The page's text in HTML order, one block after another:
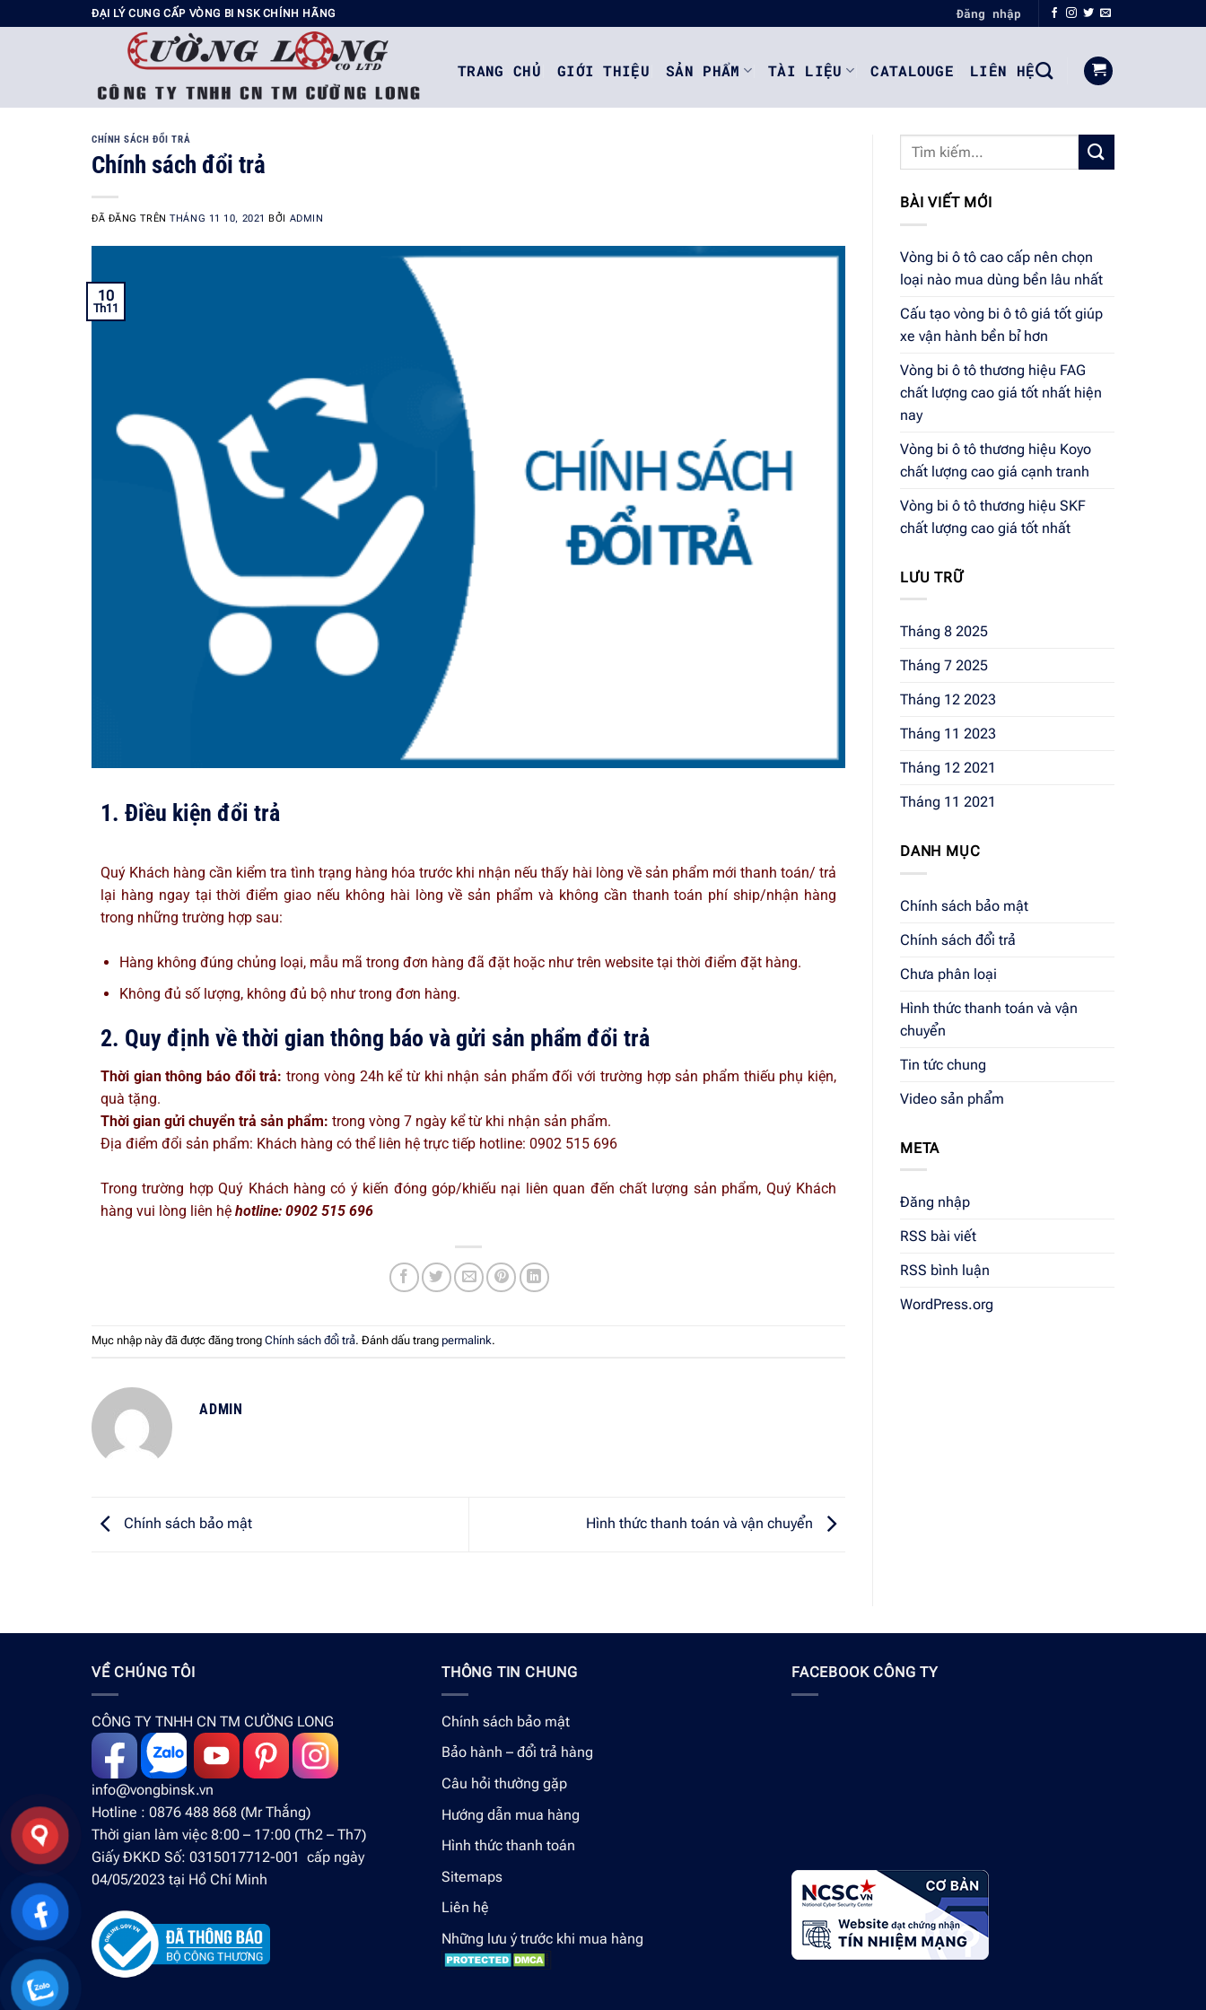
ĐẠI LÝ CUNG CẤP VÒNG BI NSK CHÍNH HÃNG Đăng nhập
TRANG CHỦ GIỚI THIỆU SẢN PHẨM TÀI LIỆU CATALOUGE LIÊN HỆ
CHÍNH SÁCH ĐỔI TRẢ
Chính sách đổi trả
ĐÃ ĐĂNG TRÊNTHÁNG 11 10, 2021 BỞI ADMIN
10
Th11
1. Điều kiện đổi trả
Quý Khách hàng cần kiểm tra tình trạng hàng hóa trước khi nhận nếu thấy hài lòng về sản phẩm mới thanh toán/ trả
lại hàng ngay tại thời điểm giao nếu không hài lòng về sản phẩm và không cần thanh toán phí ship/nhận hàng
trong những trường hợp sau:
Hàng không đúng chủng loại, mẫu mã trong đơn hàng đã đặt hoặc như trên website tại thời điểm đặt hàng.
Không đủ số lượng, không đủ bộ như trong đơn hàng.
2. Quy định về thời gian thông báo và gửi sản phẩm đổi trả
Thời gian thông báo đổi trả: trong vòng 24h kể từ khi nhận sản phẩm đối với trường hợp sản phẩm thiếu phụ kiện,
quà tặng.
Thời gian gửi chuyển trả sản phẩm: trong vòng 7 ngày kể từ khi nhận sản phẩm.
Địa điểm đổi sản phẩm: Khách hàng có thể liên hệ trực tiếp hotline: 0902 515 696
Trong trường hợp Quý Khách hàng có ý kiến đóng góp/khiếu nại liên quan đến chất lượng sản phẩm, Quý Khách
hàng vui lòng liên hệ hotline: 0902 515 696
Mục nhập này đã được đăng trong Chính sách đổi trả. Đánh dấu trang permalink.
ADMIN
Chính sách bảo mật Hình thức thanh toán và vận chuyển
BÀI VIẾT MỚI
Vòng bi ô tô cao cấp nên chọn
loại nào mua dùng bền lâu nhất
Cấu tạo vòng bi ô tô giá tốt giúp
xe vận hành bền bỉ hơn
Vòng bi ô tô thương hiệu FAG
chất lượng cao giá tốt nhất hiện
nay
Vòng bi ô tô thương hiệu Koyo
chất lượng cao giá cạnh tranh
Vòng bi ô tô thương hiệu SKF
chất lượng cao giá tốt nhất
LƯU TRỮ
Tháng 8 2025
Tháng 7 2025
Tháng 12 2023
Tháng 11 2023
Tháng 12 2021
Tháng 11 2021
DANH MỤC
Chính sách bảo mật
Chính sách đổi trả
Chưa phân loại
Hình thức thanh toán và vận
chuyển
Tin tức chung
Video sản phẩm
META
Đăng nhập
RSS bài viết
RSS bình luận
WordPress.org
VỀ CHÚNG TÔI
CÔNG TY TNHH CN TM CƯỜNG LONG
info@vongbinsk.vn
Hotline : 0876 488 868 (Mr Thắng)
Thời gian làm việc 8:00 – 17:00 (Th2 – Th7)
Giấy ĐKKD Số: 0315017712-001 cấp ngày
04/05/2023 tại Hồ Chí Minh
THÔNG TIN CHUNG
Chính sách bảo mật
Bảo hành – đổi trả hàng
Câu hỏi thường gặp
Hướng dẫn mua hàng
Hình thức thanh toán
Sitemaps
Liên hệ
Những lưu ý trước khi mua hàng
FACEBOOK CÔNG TY